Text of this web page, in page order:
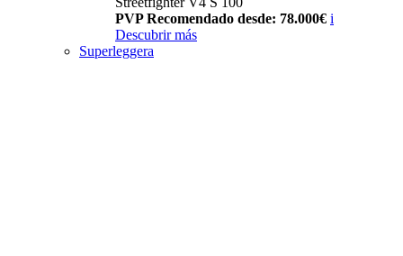
PVP Recomendado desde: 78.000€ i
Descubrir más
Superleggera